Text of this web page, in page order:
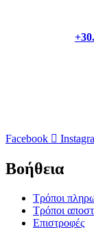
Facebook
Βοήθεια
Τρόποι
Τρόποι
Επιστροφές